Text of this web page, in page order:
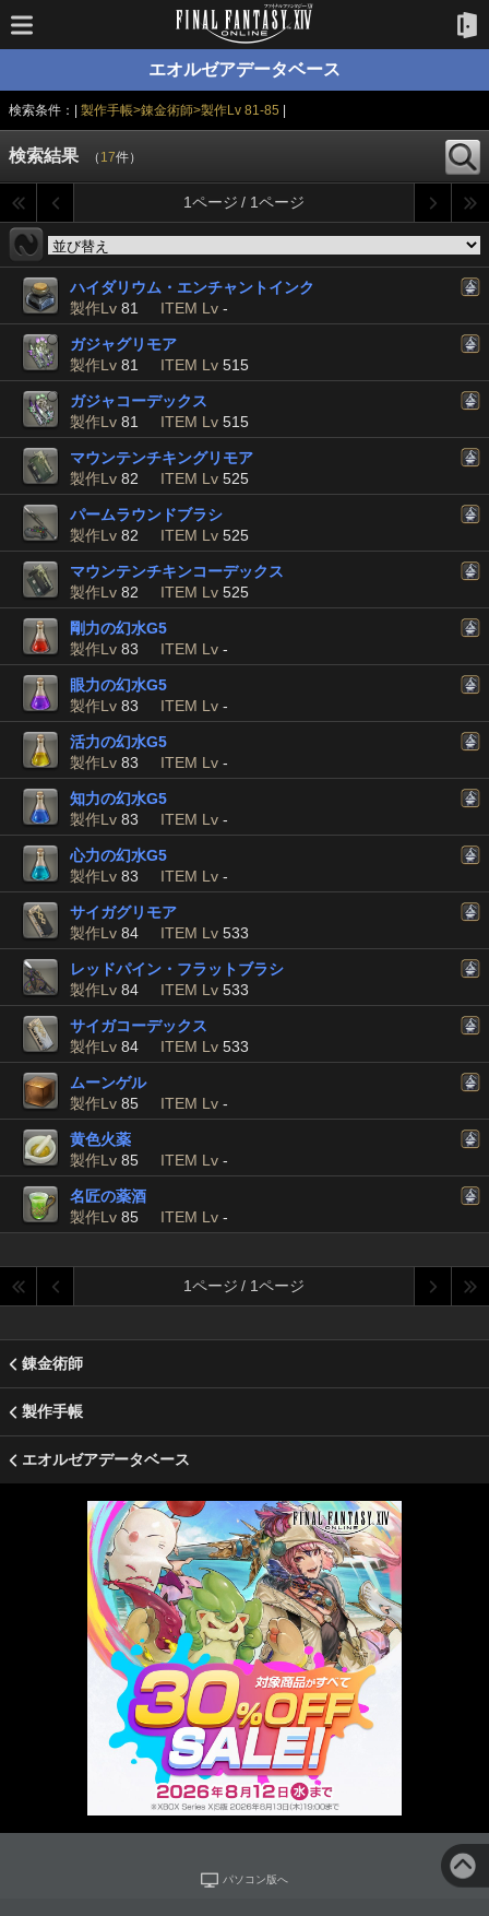
エオルゼアデータベース
検索条件：| 製作手帳>錬金術師>製作Lv 81-85
検索結果 （ 17件）
1ページ / 1ページ
ハイダリウム・エンチャントインク
製作Lv 81 ITEM Lv -
ガジャグリモア
製作Lv 81 ITEM Lv 515
ガジャコーデックス
製作Lv 81 ITEM Lv 515
マウンテンチキングリモア
製作Lv 82 ITEM Lv 525
パームラウンドブラシ
製作Lv 82 ITEM Lv 525
マウンテンチキンコーデックス
製作Lv 82 ITEM Lv 525
剛力の幻水G5
製作Lv 83 ITEM Lv -
眼力の幻水G5
製作Lv 83 ITEM Lv -
活力の幻水G5
製作Lv 83 ITEM Lv -
知力の幻水G5
製作Lv 83 ITEM Lv -
心力の幻水G5
製作Lv 83 ITEM Lv -
サイガグリモア
製作Lv 84 ITEM Lv 533
レッドパイン・フラットブラシ
製作Lv 84 ITEM Lv 533
サイガコーデックス
製作Lv 84 ITEM Lv 533
ムーンゲル
製作Lv 85 ITEM Lv -
黄色火薬
製作Lv 85 ITEM Lv -
名匠の薬酒
製作Lv 85 ITEM Lv -
1ページ / 1ページ
錬金術師
製作手帳
エオルゼアデータベース
パソコン版へ